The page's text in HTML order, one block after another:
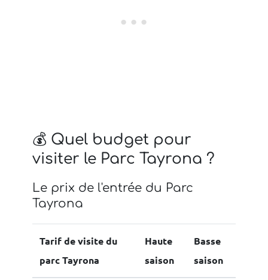
💰 Quel budget pour
visiter le Parc Tayrona ?
Le prix de l'entrée du Parc
Tayrona
Tarif de visite du
parc Tayrona
Haute
saison
Basse
saison